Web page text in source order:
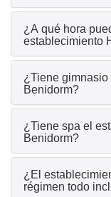
¿A qué hora
establecimiento
¿Tiene
Benidorm?
¿Tiene spa el
Benidorm?
¿El
régimen todo